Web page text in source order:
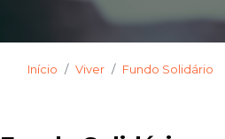
Início Viver Fundo Solidário